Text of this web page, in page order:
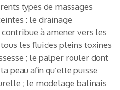
types de massages
: le drainage
à amener vers les
les fluides pleins toxines
; le palper rouler dont
peau afin qu’elle puisse
; le modelage balinais